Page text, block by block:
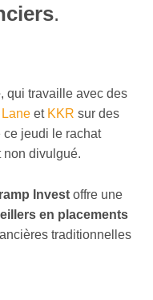
.
, qui travaille avec des
et KKR sur des
ce jeudi le rachat
non divulgué.
Invest offre une
en placements
traditionnelles